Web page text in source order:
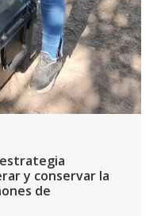
y conservar la
de